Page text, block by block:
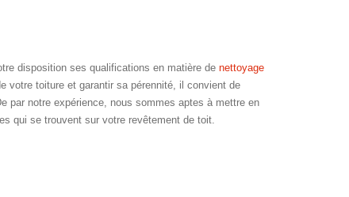
disposition ses qualifications en matière de nettoyage
votre toiture et garantir sa pérennité, il convient de
par notre expérience, nous sommes aptes à mettre en
qui se trouvent sur votre revêtement de toit.